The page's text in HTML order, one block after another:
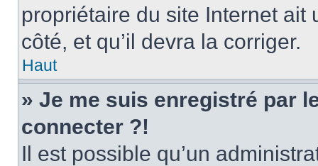
propriétaire du site Internet
côté, et qu’il devra la corriger.
Haut
» Je me suis enregistré par
connecter ?!
Il est possible qu’un